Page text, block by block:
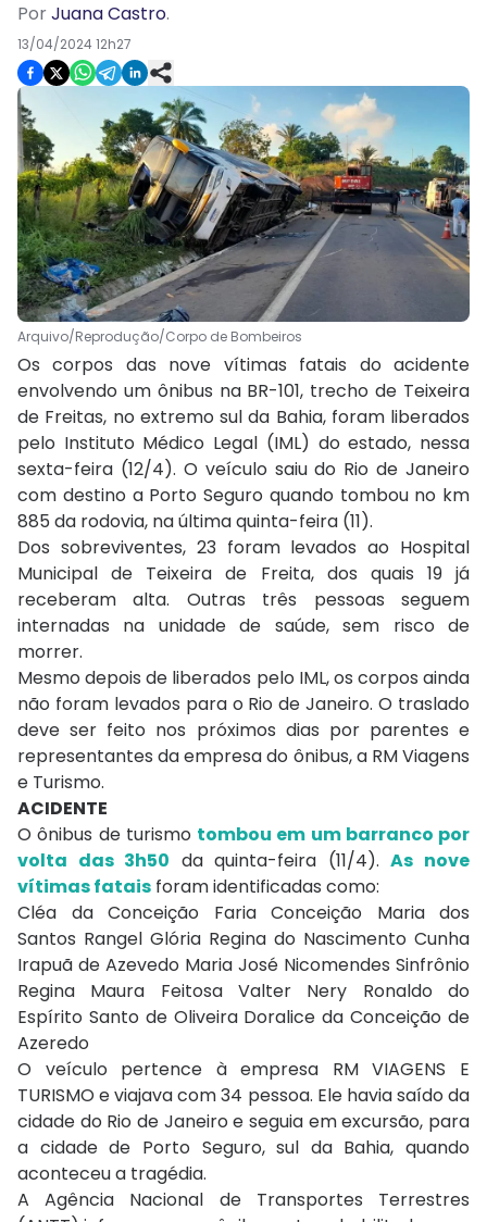
PorJuana Castro.
13/04/2024 12h27
Arquivo/Reprodução/Corpo de Bombeiros
Os corpos das nove vítimas fatais do acidente
envolvendo um ônibus na BR-101, trecho de Teixeira
de Freitas, no extremo sul da Bahia, foram liberados
pelo Instituto Médico Legal (IML) do estado, nessa
sexta-feira (12/4). O veículo saiu do Rio de Janeiro
com destino a Porto Seguro quando tombou no km
885 da rodovia, na última quinta-feira (11).
Dos sobreviventes, 23 foram levados ao Hospital
Municipal de Teixeira de Freita, dos quais 19 já
receberam alta. Outras três pessoas seguem
internadas na unidade de saúde, sem risco de
morrer.
Mesmo depois de liberados pelo IML, os corpos ainda
não foram levados para o Rio de Janeiro. O traslado
deve ser feito nos próximos dias por parentes e
representantes da empresa do ônibus, a RM Viagens
e Turismo.
ACIDENTE
O ônibus de turismo tombou em um barranco por
volta das 3h50 da quinta-feira (11/4).As nove
vítimas fatais foram identificadas como:
Cléa da Conceição Faria Conceição Maria dos
Santos Rangel Glória Regina do Nascimento Cunha
Irapuã de Azevedo Maria José Nicomendes Sinfrônio
Regina Maura Feitosa Valter Nery Ronaldo do
Espírito Santo de Oliveira Doralice da Conceição de
Azeredo
O veículo pertence à empresa RM VIAGENS E
TURISMO e viajava com 34 pessoa. Ele havia saído da
cidade do Rio de Janeiro e seguia em excursão, para
a cidade de Porto Seguro, sul da Bahia, quando
aconteceu a tragédia.
A Agência Nacional de Transportes Terrestres